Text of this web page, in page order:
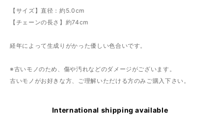
【サイズ】直径：約5.0cm
【チェーンの長さ】約74cm
経年によって生成りがかった優しい色合いです。
※古いモノのため、傷や汚れなどのダメージがございます。
古いモノがお好きな方、ご理解いただける方のみご購入下さい。
International shipping available